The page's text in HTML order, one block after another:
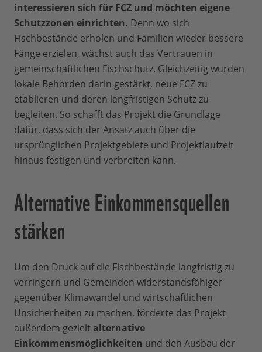
interessieren sich für FCZ und möchten eigene
Schutzzonen einrichten. Denn wo sich
Fischbestände erholen und Familien wieder bessere
Fänge erzielen, wächst auch das Vertrauen in
gemeinschaftlichen Fischschutz. Gleichzeitig wurden
lokale Behörden darin gestärkt, neue FCZ zu
etablieren und deren langfristigen Schutz zu
begleiten. So schafft das Projekt die Grundlage
dafür, dass sich der Ansatz auch über die
ursprünglichen Projektgebiete und Projektlaufzeit
hinaus festigen und verbreiten kann.
Alternative Einkommensquellen
stärken
Um den Druck auf die Fischbestände langfristig zu
verringern und Gemeinden widerstandsfähiger
gegenüber Klimawandel und wirtschaftlichen
Unsicherheiten zu machen, förderte das Projekt
außerdem gezielt alternative
Einkommensmöglichkeiten und den Ausbau der